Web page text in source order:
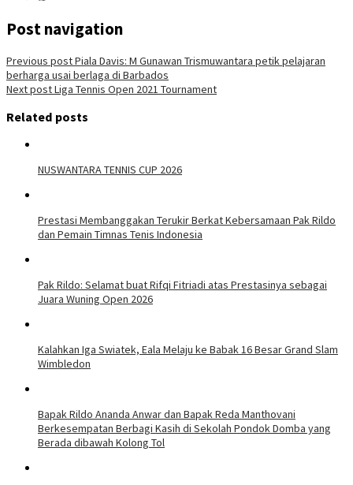
Post navigation
Previous postPiala Davis: M Gunawan Trismuwantara petik pelajaran
berharga usai berlaga di Barbados
Next postLiga Tennis Open 2021 Tournament
Related posts
NUSWANTARA TENNIS CUP 2026
Prestasi Membanggakan Terukir Berkat Kebersamaan Pak Rildo
dan Pemain Timnas Tenis Indonesia
Pak Rildo: Selamat buat Rifqi Fitriadi atas Prestasinya sebagai
Juara Wuning Open 2026
Kalahkan Iga Swiatek, Eala Melaju ke Babak 16 Besar Grand Slam
Wimbledon
Bapak Rildo Ananda Anwar dan Bapak Reda Manthovani
Berkesempatan Berbagi Kasih di Sekolah Pondok Domba yang
Berada dibawah Kolong Tol